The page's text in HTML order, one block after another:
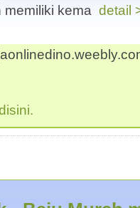
memiliki kema detail